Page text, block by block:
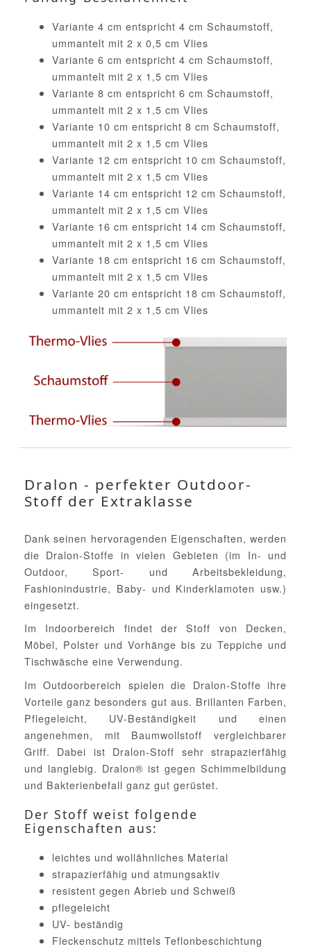
Variante 4 cm entspricht 4 cm Schaumstoff,
ummantelt mit 2 x 0,5 cm Vlies
Variante 6 cm entspricht 4 cm Schaumstoff,
ummantelt mit 2 x 1,5 cm Vlies
Variante 8 cm entspricht 6 cm Schaumstoff,
ummantelt mit 2 x 1,5 cm Vlies
Variante 10 cm entspricht 8 cm Schaumstoff,
ummantelt mit 2 x 1,5 cm Vlies
Variante 12 cm entspricht 10 cm Schaumstoff,
ummantelt mit 2 x 1,5 cm Vlies
Variante 14 cm entspricht 12 cm Schaumstoff,
ummantelt mit 2 x 1,5 cm Vlies
Variante 16 cm entspricht 14 cm Schaumstoff,
ummantelt mit 2 x 1,5 cm Vlies
Variante 18 cm entspricht 16 cm Schaumstoff,
ummantelt mit 2 x 1,5 cm Vlies
Variante 20 cm entspricht 18 cm Schaumstoff,
ummantelt mit 2 x 1,5 cm Vlies
Dralon - perfekter Outdoor-
Stoff der Extraklasse
Dank seinen hervoragenden Eigenschaften, werden
die Dralon-Stoffe in vielen Gebieten (im In- und
Outdoor, Sport- und Arbeitsbekleidung,
Fashionindustrie, Baby- und Kinderklamoten usw.)
eingesetzt.
Im Indoorbereich findet der Stoff von Decken,
Möbel, Polster und Vorhänge bis zu Teppiche und
Tischwäsche eine Verwendung.
Im Outdoorbereich spielen die Dralon-Stoffe ihre
Vorteile ganz besonders gut aus. Brillanten Farben,
Pflegeleicht, UV-Beständigkeit und einen
angenehmen, mit Baumwollstoff vergleichbarer
Griff. Dabei ist Dralon-Stoff sehr strapazierfähig
und langlebig. Dralon® ist gegen Schimmelbildung
und Bakterienbefall ganz gut gerüstet.
Der Stoff weist folgende
Eigenschaften aus:
leichtes und wollähnliches Material
strapazierfähig und atmungsaktiv
resistent gegen Abrieb und Schweiß
pflegeleicht
UV- beständig
Fleckenschutz mittels Teflonbeschichtung